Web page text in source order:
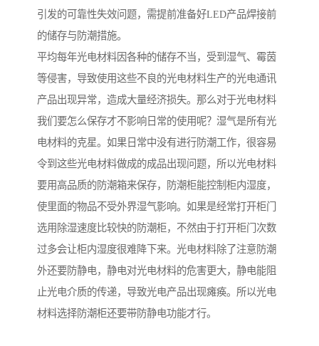
引发的可靠性失效问题，需提前准备好LED产品焊接前
的储存与防潮措施。
平均每年光电材料因各种的储存不当，受到湿气、霉茵
等侵害，导致使用这些不良的光电材料生产的光电通讯
产品出现异常，造成大量经济损失。那么对于光电材料
我们要怎么保存才不影响日常的使用呢？湿气是所有光
电材料的克星。如果日常中没有进行防潮工作，很容易
令到这些光电材料做成的成品出现问题，所以光电材料
要用高品质的防潮箱来保存，防潮柜能控制柜内湿度，
使里面的物品不受外界湿气影响。如果是经常打开柜门
选用除湿速度比较快的防潮柜，不然由于打开柜门次数
过多会让柜内湿度很难降下来。光电材料除了注意防潮
外还要防静电，静电对光电材料的危害更大，静电能阻
止光电介质的传递，导致光电产品出现瘫痪。所以光电
材料选择防潮柜还要带防静电功能才行。